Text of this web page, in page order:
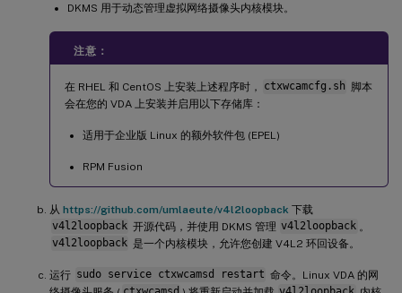
DKMS 用于动态管理虚拟网络摄像头内核模块。
注意：
在 RHEL 和 CentOS 上安装上述程序时， ctxwcamcfg.sh 脚本
会在您的 VDA 上安装并启用以下存储库：
适用于企业版 Linux 的额外软件包 (EPEL)
RPM Fusion
从 https://github.com/umlaeute/v4l2loopback 下载
v4l2loopback 开源代码，并使用 DKMS 管理 v4l2loopback 。
v4l2loopback 是一个内核模块，允许您创建 V4L2 环回设备。
运行 sudo service ctxwcamsd restart 命令。Linux VDA 的网